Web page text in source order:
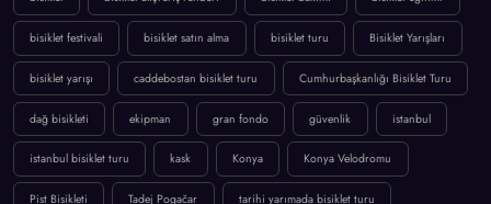
bisiklet festivali bisiklet satın alma bisiklet turu Bisiklet Yarışları
bisiklet yarışı caddebostan bisiklet turu Cumhurbaşkanlığı Bisiklet Turu
dağ bisikleti ekipman gran fondo güvenlik istanbul
istanbul bisiklet turu kask Konya Konya Velodromu
Pist Bisikleti Tadej Pogačar tarihi yarımada bisiklet turu